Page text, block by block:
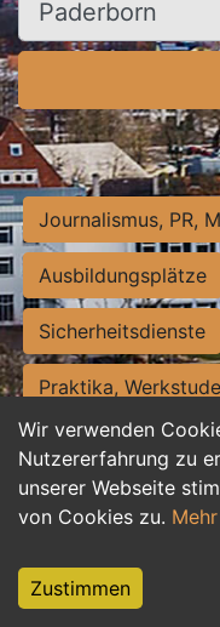
Wir verwenden
Nutzererfahrung zu
unserer Webseite
von Cookies zu.
Zustimmen
Journalismus, PR,
Ausbildungsplätze
Sicherheitsdienste
Praktika,
Personalwesen
Hilfskräfte,
Weiterbildung,